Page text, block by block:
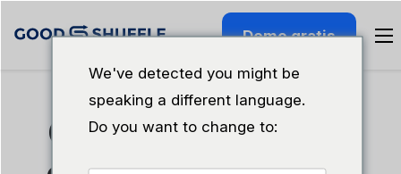
Demo gratis
Centro de usuarios
We've detected you might be
speaking a different language.
Do you want to change to: